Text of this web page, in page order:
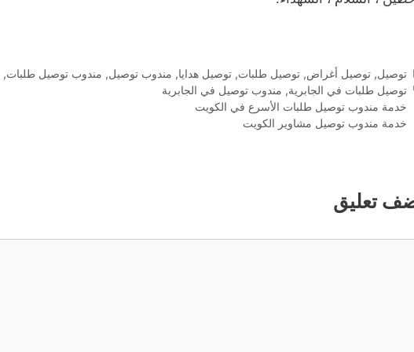
التصنيفات
توصيل, توصيل أغراض, توصيل طلبات, توصيل هدايا, مندوب توصيل, مندوب توصيل طلبات,
الوسوم
توصيل طلبات في الجابرية, مندوب توصيل في الجابرية
خدمة مندوب توصيل طلبات الأسرع في الكويت
خدمة مندوب توصيل مشاوير الكويت
تعليق